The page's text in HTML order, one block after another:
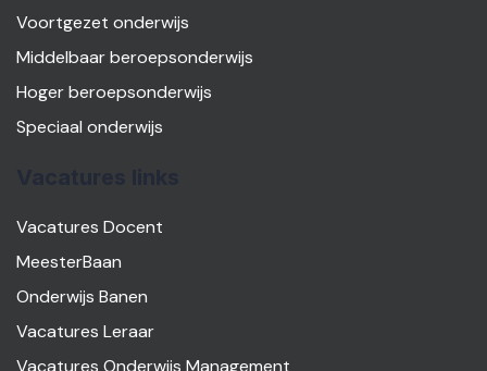
Voortgezet onderwijs
Middelbaar beroepsonderwijs
Hoger beroepsonderwijs
Speciaal onderwijs
Vacatures Docent
MeesterBaan
Onderwijs Banen
Vacatures Leraar
Vacatures Onderwijs Management